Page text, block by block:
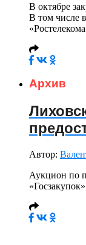
В октябре
В том числе
Архив
Автор:
Аукцион по